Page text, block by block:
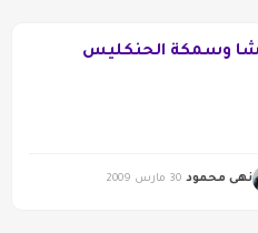
وسمكة الحنكليس
نهى محمود 30 مارس 2009